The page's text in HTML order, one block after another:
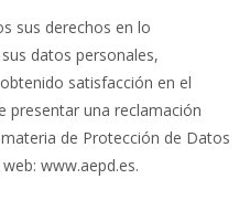
sus derechos en lo
datos personales,
satisfacción en el
presentar una reclamación
de Protección de Datos
www.aepd.es.